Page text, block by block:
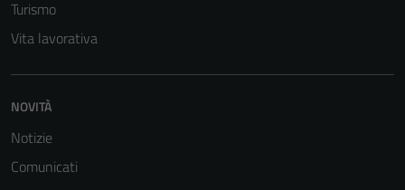
Turismo
Vita lavorativa
NOVITÀ
Notizie
Comunicati
Questi cookie